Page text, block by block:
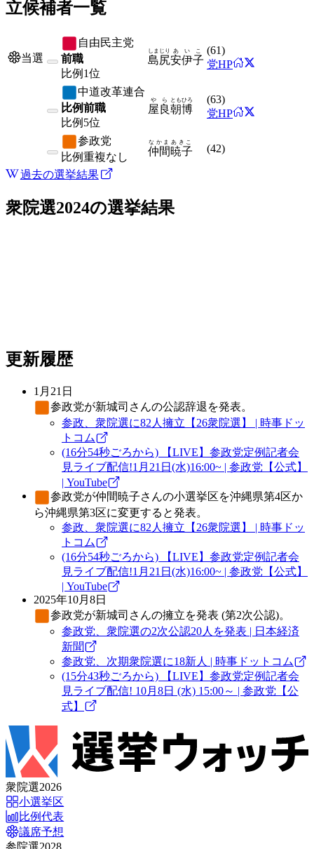
立候補者一覧
当選
自由民主党
前職
比例 1位
島尻
しまじり
安伊子
あいこ (61)
党HP
中道改革連合
比例前職
比例 5位
屋良
やら
朝博
ともひろ (63)
党HP
参政党
比例重複なし 仲間
なかま
暁子
あきこ
(42)
過去の選挙結果
衆院選2024の選挙結果
更新履歴
1月21日
参政党が新城司さんの公認辞退を発表。
参政、衆院選に82人擁立【26衆院選】 | 時事ドッ
トコム
(16分54秒ごろから) 【LIVE】参政党定例記者会
見ライブ配信!1月21日(水)16:00~ | 参政党【公式】
| YouTube
参政党が仲間暁子さんの小選挙区を沖縄県第4区か
ら沖縄県第3区に変更すると発表。
参政、衆院選に82人擁立【26衆院選】 | 時事ドッ
トコム
(16分54秒ごろから) 【LIVE】参政党定例記者会
見ライブ配信!1月21日(水)16:00~ | 参政党【公式】
| YouTube
2025年10月8日
参政党が新城司さんの擁立を発表 (第2次公認)。
参政党、衆院選の2次公認20人を発表 | 日本経済
新聞
参政党、次期衆院選に18新人 | 時事ドットコム
(15分43秒ごろから) 【LIVE】参政党定例記者会
見ライブ配信! 10月8日 (水) 15:00～ | 参政党【公
式】
衆院選2026
小選挙区
比例代表
議席予想
参院選2028